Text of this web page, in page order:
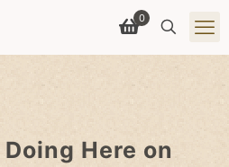
0
Here on